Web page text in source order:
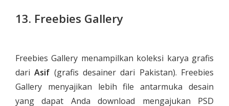
13. Freebies Gallery
Freebies Gallery menampilkan koleksi karya grafis
dariAsif (grafis desainer dari Pakistan). Freebies
Gallery menyajikan lebih file antarmuka desain
yang dapat Anda download mengajukan PSD